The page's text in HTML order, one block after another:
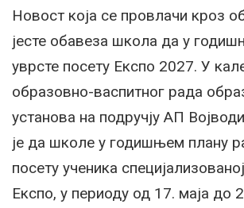
Новост која се провлачи кроз
јесте обавеза школа да у
уврсте посету Експо 2027. У
образовно-васпитног рада
установа на подручју АП
је да школе у годишњем плану
посету ученика
Експо, у периоду од 17. маја до